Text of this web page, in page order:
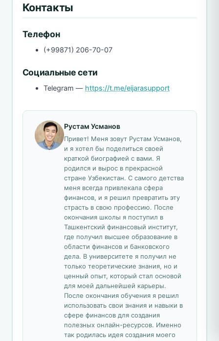
Контакты
Телефон
(+99871) 206-70-07
Социальные сети
Telegram — https://t.me/eijarasupport
Рустам Усманов
Привет! Меня зовут Рустам Усманов,
и я хотел бы поделиться своей
краткой биографией с вами. Я
родился и вырос в прекрасной
стране Узбекистан. С самого детства
меня всегда привлекала сфера
финансов, и я решил превратить эту
страсть в свою профессию. После
окончания школы я поступил в
Ташкентский финансовый институт,
где получил высшее образование в
области финансов и банковского
дела. В университете я получил не
только теоретические знания, но и
ценный опыт, который стал основой
для моей дальнейшей карьеры.
После окончания обучения я решил
использовать свои знания и навыки в
сфере финансов для создания
полезных онлайн-ресурсов. Именно
так родилась идея создания моего